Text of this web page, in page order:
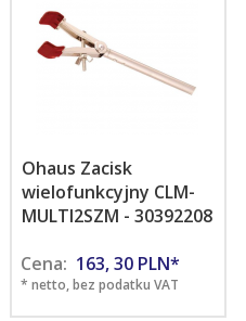
Ohaus Zacisk
wielofunkcyjny CLM-
MULTI2SZM - 30392208
Cena: 163,30 PLN*
* netto, bez podatku VAT